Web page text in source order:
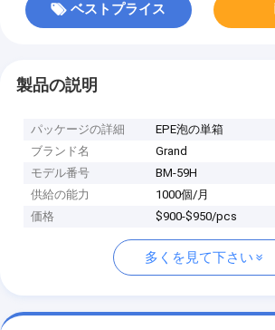
ベストプライス
製品の説明
パッケージの詳細
EPE泡の単箱
ブランド名
Grand
モデル番号
BM-59H
供給の能力
1000個/月
価格
$900-$950/pcs
多くを見て下さい